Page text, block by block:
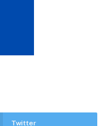
Twitter